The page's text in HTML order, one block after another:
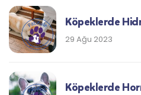
Köpeklerde
29 Ağu 2023
Köpeklerde